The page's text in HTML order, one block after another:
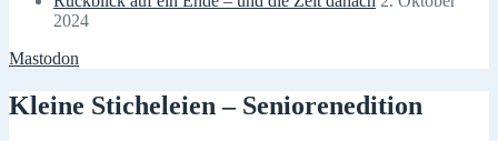
2024
Mastodon
Kleine Sticheleien – Seniorenedition